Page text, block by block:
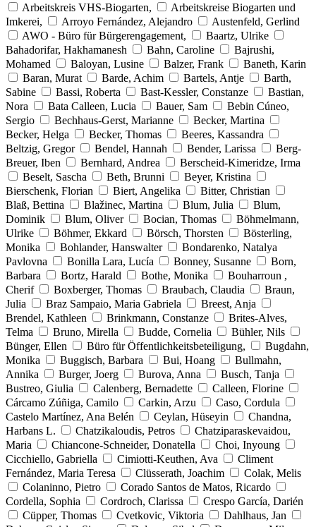
Arbeitskreis VHS-Biogarten,
Arbeitskreise Biogarten und
Imkerei,
Arroyo Fernández, Alejandro
Austenfeld, Gerlind
AWO - Büro für Bürgerengagement,
Baartz, Ulrike
Bahadorifar, Hakhamanesh
Bahn, Caroline
Bajrushi,
Mohamed
Baloyan, Lusine Balzer, Frank
Baneth, Karin
Baran, Murat
Barde, Achim Bartels, Antje
Barth,
Sabine
Bassi, Roberta Bast-Kessler, Constanze
Bastian,
Nora
Bata Calleen, Lucia Bauer, Sam
Bebin Cúneo,
Sergio
Bechhaus-Gerst, Marianne
Becker, Martina
Becker, Helga
Becker, Thomas
Beeres, Kassandra
Beltzig, Gregor
Bendel, Hannah Bender, Larissa
Berg-
Breuer, Iben
Bernhard, Andrea
Berscheid-Kimeridze, Irma
Beselt, Sascha
Beth, Brunni
Beyer, Kristina
Bierschenk, Florian
Biert, Angelika
Bitter, Christian
Blaß, Bettina
Blažinec, Martina Blum, Julia
Blum,
Dominik
Blum, Oliver Bocian, Thomas
Böhmelmann,
Ulrike
Böhmer, Ekkard Börsch, Thorsten
Bösterling,
Monika
Bohlander, Hanswalter
Bondarenko, Natalya
Pavlovna
Bonilla Lara, Lucía Bonney, Susanne
Born,
Barbara
Bortz, Harald Bothe, Monika
Bouharroun ,
Cherif
Boxberger, Thomas Braubach, Claudia
Braun,
Julia
Braz Sampaio, Maria Gabriela
Breest, Anja
Brendel, Kathleen
Brinkmann, Constanze
Brites-Alves,
Telma
Bruno, Mirella Budde, Cornelia
Bühler, Nils
Bünger, Ellen
Büro für Öffentlichkeitsbeteiligung,
Bugdahn,
Monika
Buggisch, Barbara Bui, Hoang
Bullmahn,
Annika
Burger, Joerg Burova, Anna
Busch, Tanja
Bustreo, Giulia
Calenberg, Bernadette
Calleen, Florine
Cárcamo Zúñiga, Camilo
Carkin, Arzu
Caso, Cordula
Castelo Martínez, Ana Belén
Ceylan, Hüseyin
Chandna,
Harbans L.
Chatzikaloudis, Petros
Chatziparaskevaidou,
Maria
Chiancone-Schneider, Donatella
Choi, Inyoung
Cicchiello, Gabriella
Cimiotti-Keuthen, Ava
Climent
Fernández, Maria Teresa
Clüsserath, Joachim
Colak, Melis
Colaninno, Pietro
Corado Santos de Matos, Ricardo
Cordella, Sophia
Cordroch, Clarissa
Crespo García, Darién
Cüpper, Thomas
Cvetkovic, Viktoria
Dahlhaus, Jan